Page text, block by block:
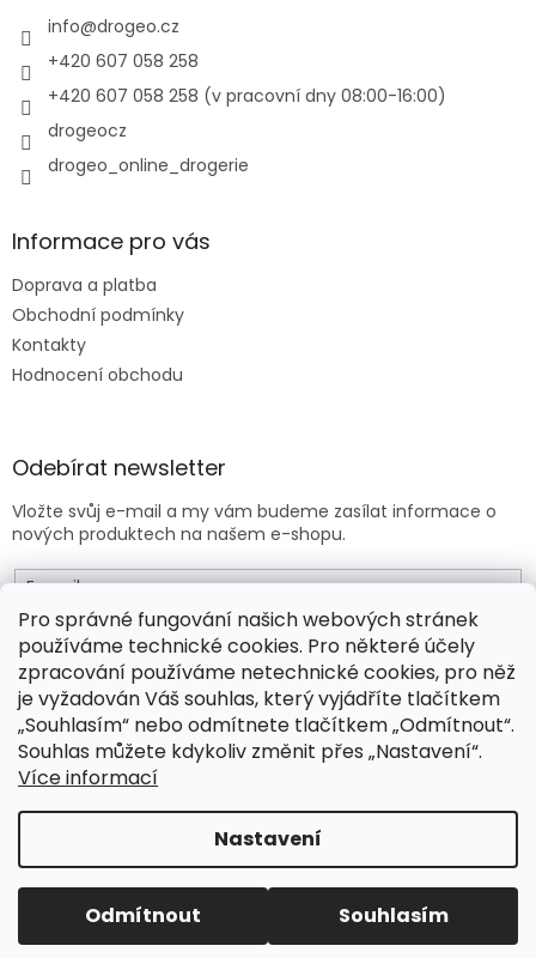
Pro správné fungování našich webových stránek
používáme technické cookies. Pro některé účely
zpracování používáme netechnické cookies, pro něž
je vyžadován Váš souhlas, který vyjádříte tlačítkem
„Souhlasím“ nebo odmítnete tlačítkem „Odmítnout“.
Souhlas můžete kdykoliv změnit přes „Nastavení“.
Více informací
Nastavení
Odmítnout Souhlasím
info@drogeo.cz
+420 607 058 258
+420 607 058 258 (v pracovní dny 08:00-16:00)
drogeocz
drogeo_online_drogerie
Informace pro vás
Doprava a platba
Obchodní podmínky
Kontakty
Hodnocení obchodu
Odebírat newsletter
Vložte svůj e-mail a my vám budeme zasílat informace o
nových produktech na našem e-shopu.
E-mail
Vložením e-mailu souhlasíte sobchodními podmínkami .
PŘIHLÁSIT SE
Copyright 2026Drogeo.cz. Všechna práva vyhrazena.
Upravit nastavení cookies